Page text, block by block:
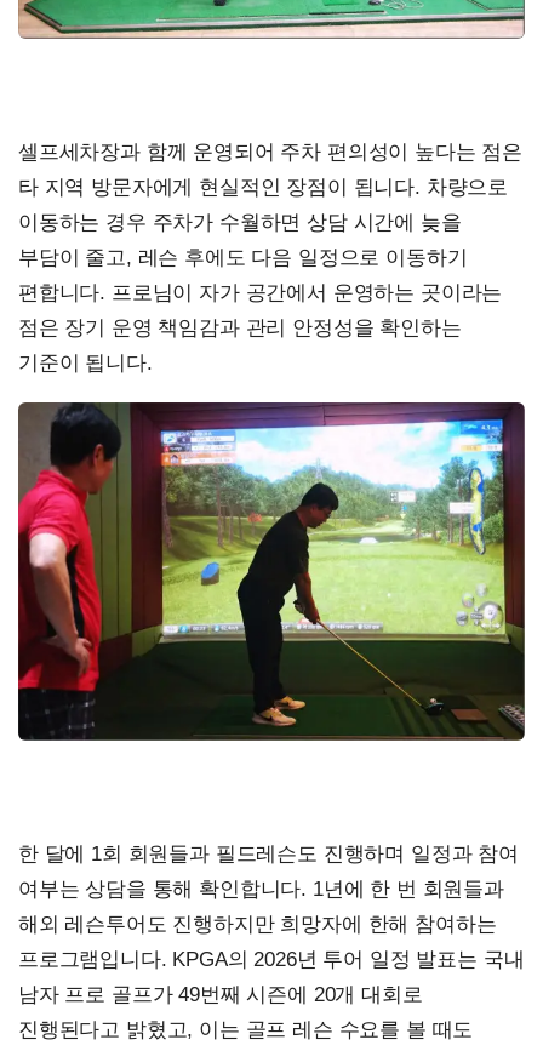
셀프세차장과 함께 운영되어 주차 편의성이 높다는 점은
타 지역 방문자에게 현실적인 장점이 됩니다. 차량으로
이동하는 경우 주차가 수월하면 상담 시간에 늦을
부담이 줄고, 레슨 후에도 다음 일정으로 이동하기
편합니다. 프로님이 자가 공간에서 운영하는 곳이라는
점은 장기 운영 책임감과 관리 안정성을 확인하는
기준이 됩니다.
한 달에 1회 회원들과 필드레슨도 진행하며 일정과 참여
여부는 상담을 통해 확인합니다. 1년에 한 번 회원들과
해외 레슨투어도 진행하지만 희망자에 한해 참여하는
프로그램입니다. KPGA의 2026년 투어 일정 발표는 국내
남자 프로 골프가 49번째 시즌에 20개 대회로
진행된다고 밝혔고, 이는 골프 레슨 수요를 볼 때도